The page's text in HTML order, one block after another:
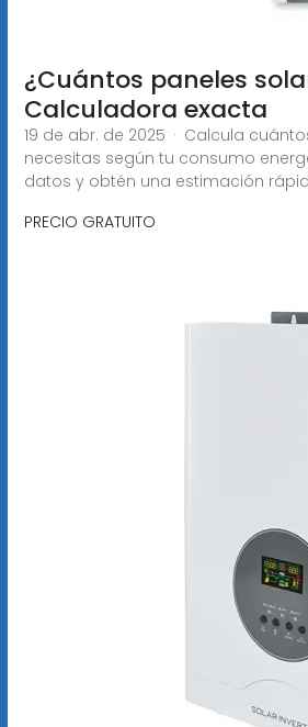
¿Cuántos paneles
Calculadora exacta
19 de abr. de 2025 · Calcula
necesitas según tu consumo
datos y obtén una estimación
PRECIO GRATUITO